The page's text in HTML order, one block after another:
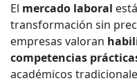
El mercado laboral
transformación sin
empresas valoran
competencias
académicos